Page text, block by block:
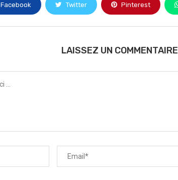
Facebook Twitter Pinterest
LAISSEZ UN COMMENTAIRE